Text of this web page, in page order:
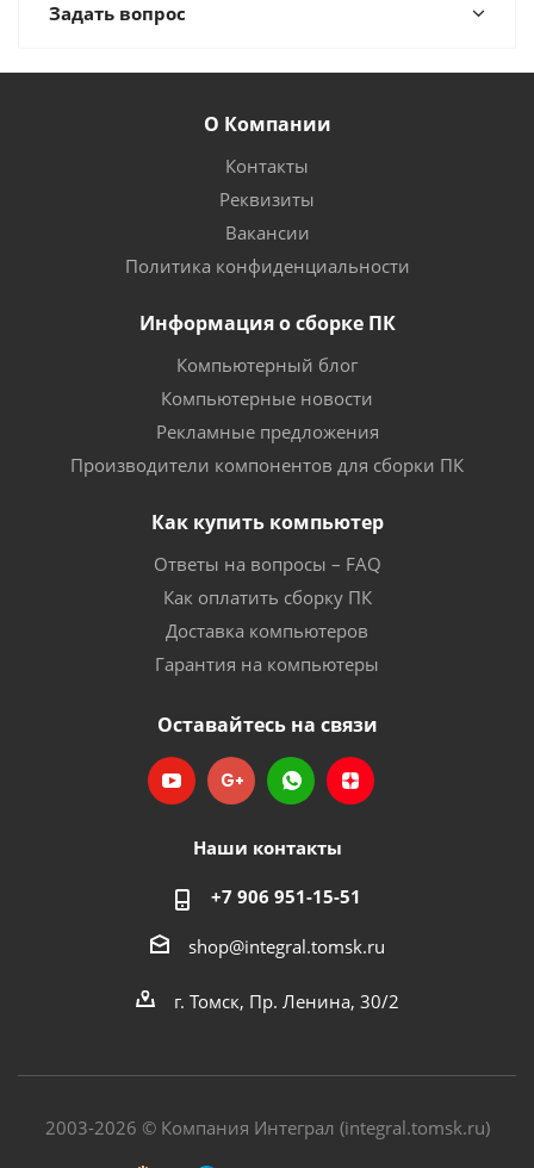
Задать вопрос
О Компании
Контакты
Реквизиты
Вакансии
Политика конфиденциальности
Информация о сборке ПК
Компьютерный блог
Компьютерные новости
Рекламные предложения
Производители компонентов для сборки ПК
Как купить компьютер
Ответы на вопросы – FAQ
Как оплатить сборку ПК
Доставка компьютеров
Гарантия на компьютеры
Оставайтесь на связи
Наши контакты
+7 906 951-15-51
shop@integral.tomsk.ru
г. Томск, Пр. Ленина, 30/2
2003-2026 © Компания Интеграл (integral.tomsk.ru)